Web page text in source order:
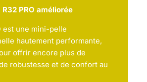
R32 PRO améliorée
est une mini-pelle
hautement performante,
offrir encore plus de
robustesse et de confort au